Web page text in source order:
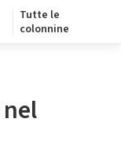
Tutte le
colonnine